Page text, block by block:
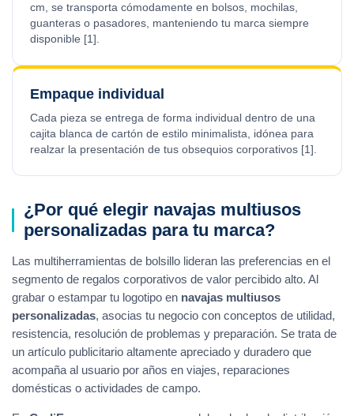
cm, se transporta cómodamente en bolsos, mochilas,
guanteras o pasadores, manteniendo tu marca siempre
disponible [1].
Empaque individual
Cada pieza se entrega de forma individual dentro de una
cajita blanca de cartón de estilo minimalista, idónea para
realzar la presentación de tus obsequios corporativos [1].
¿Por qué elegir navajas multiusos
personalizadas para tu marca?
Las multiherramientas de bolsillo lideran las preferencias en el
segmento de regalos corporativos de valor percibido alto. Al
grabar o estampar tu logotipo en navajas multiusos
personalizadas, asocias tu negocio con conceptos de utilidad,
resistencia, resolución de problemas y preparación. Se trata de
un artículo publicitario altamente apreciado y duradero que
acompaña al usuario por años en viajes, reparaciones
domésticas o actividades de campo.